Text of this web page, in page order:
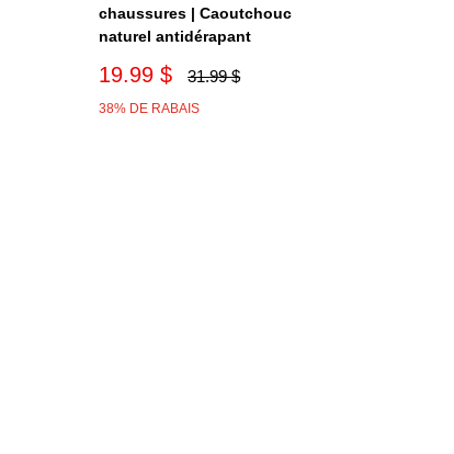
chaussures | Caoutchouc
naturel antidérapant
19.99 $ 31.99 $
38% DE RABAIS